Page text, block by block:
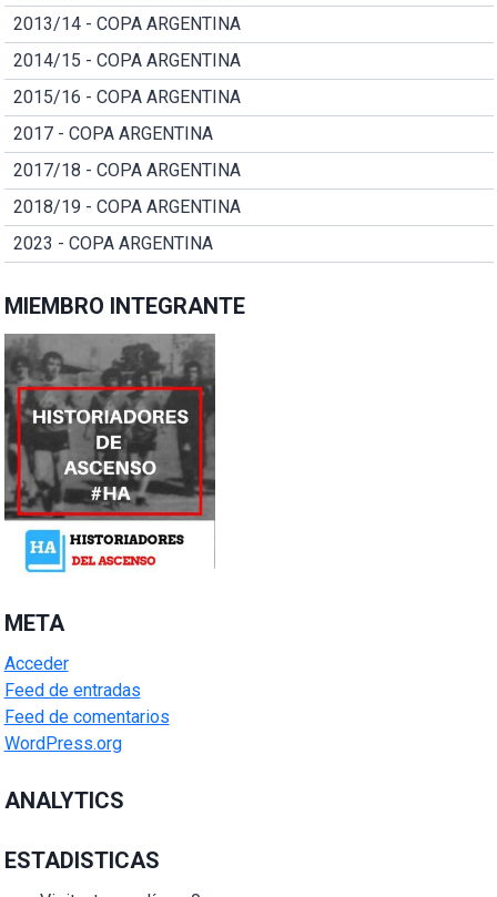
2013/14 - COPA ARGENTINA
2014/15 - COPA ARGENTINA
2015/16 - COPA ARGENTINA
2017 - COPA ARGENTINA
2017/18 - COPA ARGENTINA
2018/19 - COPA ARGENTINA
2023 - COPA ARGENTINA
MIEMBRO INTEGRANTE
META
Acceder
Feed de entradas
Feed de comentarios
WordPress.org
ANALYTICS
ESTADISTICAS